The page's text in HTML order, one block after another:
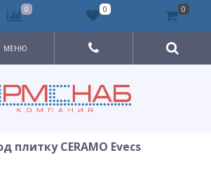
МЕНЮ
CERAMO Evecs
0 0 0